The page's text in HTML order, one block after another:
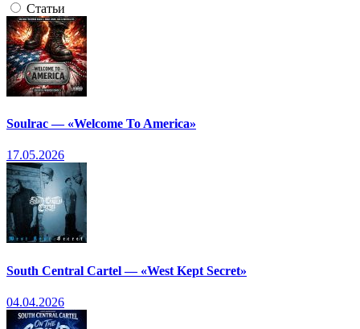
Статьи
Soulrac — «Welcome To America»
17.05.2026
South Central Cartel — «West Kept Secret»
04.04.2026